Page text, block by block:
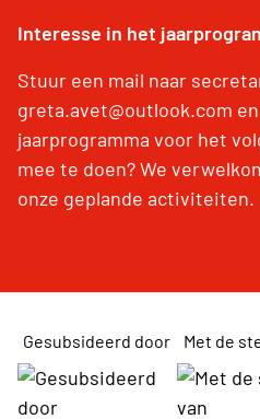
Interesse in het
Stuur een mail naar
greta.avet@outlook.com
jaarprogramma voor het
mee te doen? We
onze geplande activiteiten.
Gesubsideerd door Met de